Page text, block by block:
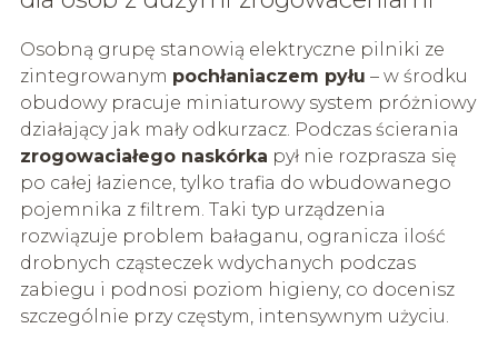
Osobną grupę stanowią elektryczne pilniki ze
zintegrowanym pochłaniaczem pyłu – w środku
obudowy pracuje miniaturowy system próżniowy
działający jak mały odkurzacz. Podczas ścierania
zrogowaciałego naskórka pył nie rozprasza się
po całej łazience, tylko trafia do wbudowanego
pojemnika z filtrem. Taki typ urządzenia
rozwiązuje problem bałaganu, ogranicza ilość
drobnych cząsteczek wdychanych podczas
zabiegu i podnosi poziom higieny, co docenisz
szczególnie przy częstym, intensywnym użyciu.